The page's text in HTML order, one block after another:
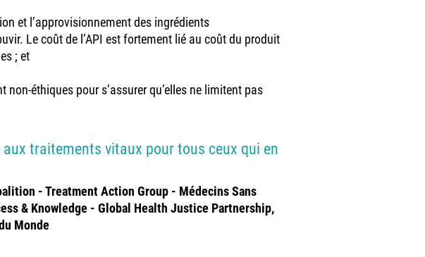
et l’approvisionnement des ingrédients
Le coût de l’API est fortement lié au coût du produit
; et
éthiques pour s’assurer qu’elles ne limitent pas
aux traitements vitaux pour tous ceux qui en
- Treatment Action Group - Médecins Sans
& Knowledge - Global Health Justice Partnership,
Monde